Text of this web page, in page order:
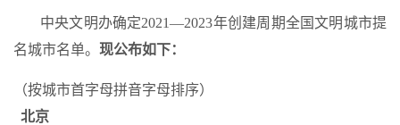
中央文明办确定2021—2023年创建周期全国文明城市提
名城市名单。 现公布如下：
（按城市首字母拼音字母排序）
北京